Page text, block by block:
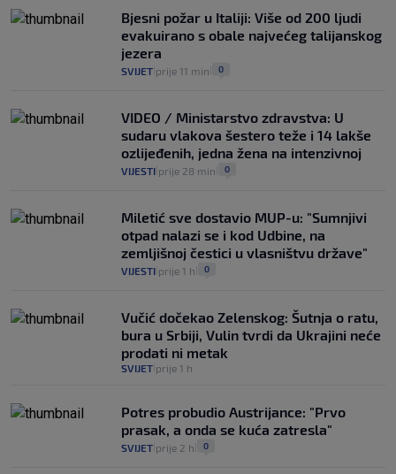
automobilom na Hvar iz Zagreba, a
koliko iz Osijeka
14
Bjesni požar u Italiji: Više od 200 ljudi
evakuirano s obale najvećeg talijanskog
jezera
SVIJET prije 11 min 0
VIDEO / Ministarstvo zdravstva: U
sudaru vlakova šestero teže i 14 lakše
ozlijeđenih, jedna žena na intenzivnoj
VIJESTI prije 28 min 0
Miletić sve dostavio MUP-u: "Sumnjivi
otpad nalazi se i kod Udbine, na
zemljišnoj čestici u vlasništvu države"
VIJESTI prije 1 h 0
Vučić dočekao Zelenskog: Šutnja o ratu,
bura u Srbiji, Vulin tvrdi da Ukrajini neće
prodati ni metak
SVIJET prije 1 h
Potres probudio Austrijance: "Prvo
prasak, a onda se kuća zatresla"
SVIJET prije 2 h 0